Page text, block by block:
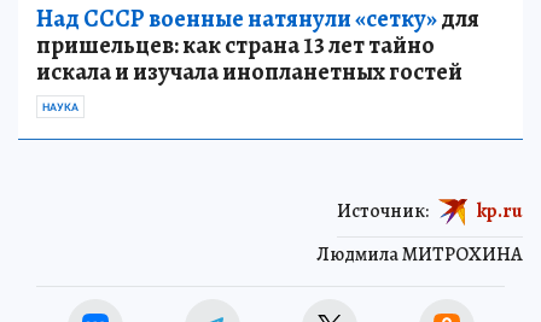
Над СССР военные натянули «сетку»для
пришельцев: как страна 13 лет тайно
искала и изучала инопланетных гостей
НАУКА
Людмила МИТРОХИНА
Источник: kp.ru